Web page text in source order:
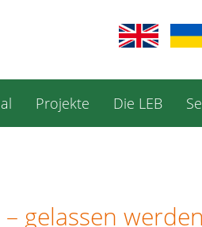
Projekte Die LEB
gelassen werden